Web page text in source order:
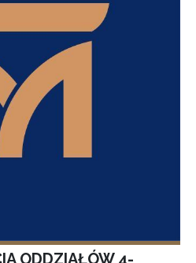
ODDZIAŁÓW 4-